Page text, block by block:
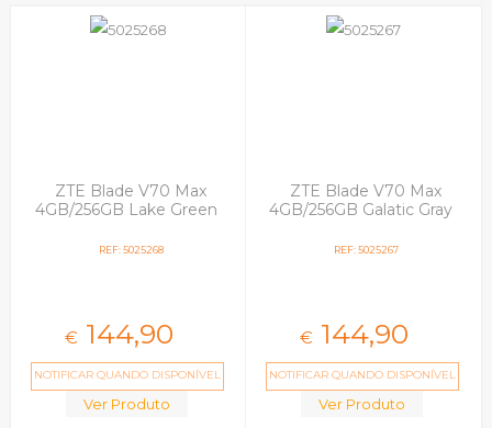
ZTE Blade V70 Max
4GB/256GB Lake Green
REF: 5025268
€ 144,90
NOTIFICAR QUANDO DISPONÍVEL
Ver Produto
ZTE Blade V70 Max
4GB/256GB Galatic Gray
REF: 5025267
€ 144,90
NOTIFICAR QUANDO DISPONÍVEL
Ver Produto